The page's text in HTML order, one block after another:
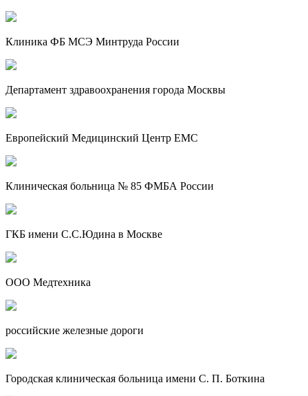
Клиника ФБ МСЭ Минтруда России
Департамент здравоохранения города Москвы
Европейский Медицинский Центр EMC
Клиническая больница № 85 ФМБА России
ГКБ имени С.С.Юдина в Москве
ООО Медтехника
российские железные дороги
Городская клиническая больница имени С. П. Боткина